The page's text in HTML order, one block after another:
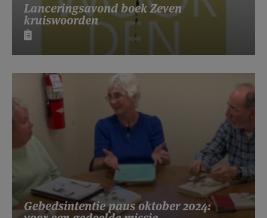
Lanceringsavond boek Zeven
kruiswoorden
Gebedsintentie paus oktober 2024: